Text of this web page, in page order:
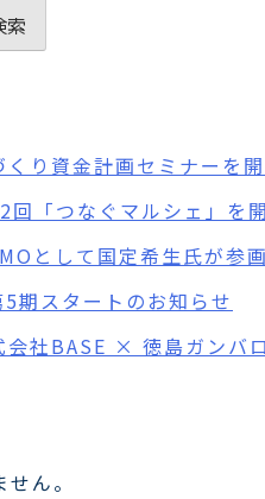
索
くり資金計画セミナーを
回「つなぐマルシェ」を
として国定希生氏が参
期スタートのお知らせ
会社BASE × 徳島ガンバ
ん。